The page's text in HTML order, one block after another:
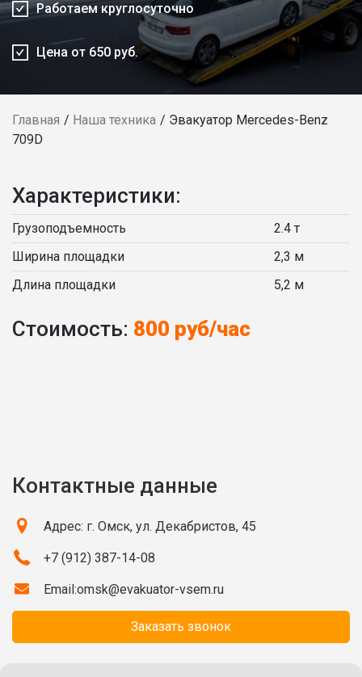
Работаем круглосуточно
Цена от 650 руб.
Главная Наша техника
Эвакуатор Mercedes-Benz
709D
Характеристики:
Грузоподъемность
2.4 т
Ширина площадки
2,3 м
Длина площадки
5,2 м
Стоимость: 800 руб/час
Контактные данные
Адрес: г. Омск, ул. Декабристов, 45
+7 (912) 387-14-08
Email:omsk@evakuator-vsem.ru
Заказать звонок